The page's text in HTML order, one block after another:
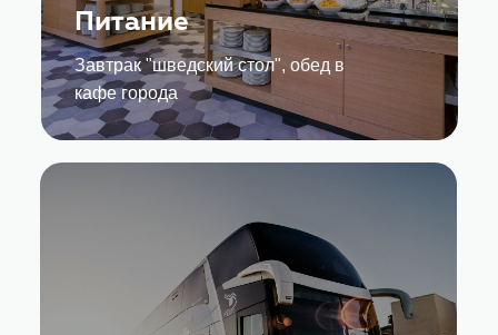
Питание
Завтрак "шведский стол", обед в
кафе города